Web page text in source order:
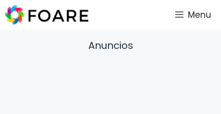
Saltar
al
Menu
Anuncios